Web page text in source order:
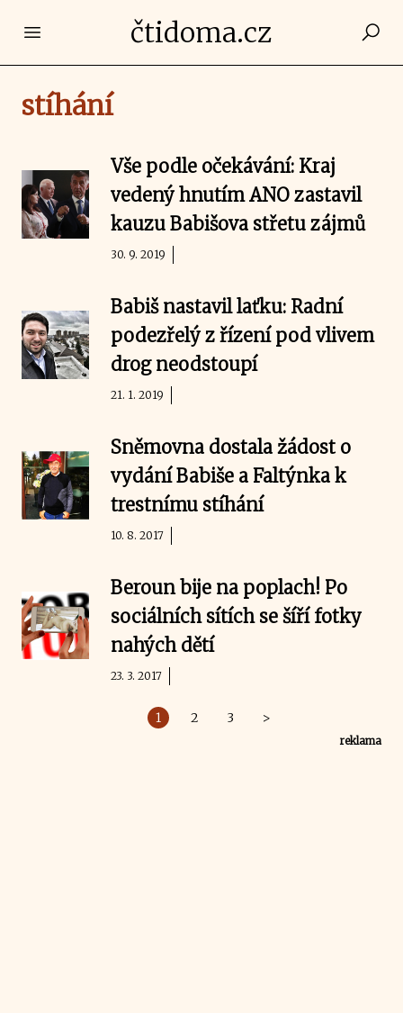
Open main menučtidoma.cz
stíhání
Vše podle očekávání: Kraj
vedený hnutím ANO zastavil
kauzu Babišova střetu zájmů
30. 9. 2019
Babiš nastavil laťku: Radní
podezřelý z řízení pod vlivem
drog neodstoupí
21. 1. 2019
Sněmovna dostala žádost o
vydání Babiše a Faltýnka k
trestnímu stíhání
10. 8. 2017
Beroun bije na poplach! Po
sociálních sítích se šíří fotky
nahých dětí
23. 3. 2017
1 2 3 >
reklama